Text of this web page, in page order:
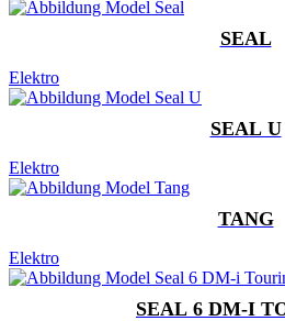
SEAL
Elektro
SEAL U
Elektro
TANG
Elektro
SEAL 6 DM-I